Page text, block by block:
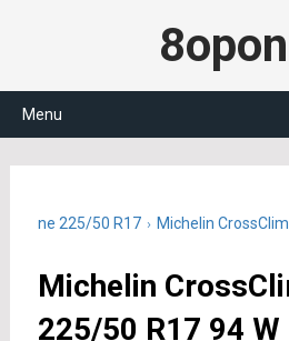
Menu
225/50 R17 Michelin
Michelin
225/50 R17 94 W